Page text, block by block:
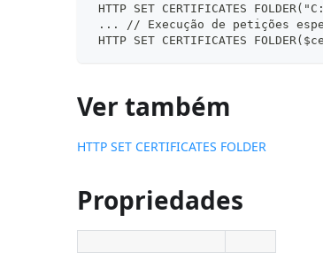
HTTP SET CERTIFICATES
... // Execução de petições
HTTP SET CERTIFICATES
Ver também
HTTP SET CERTIFICATES FOLDER
Propriedades